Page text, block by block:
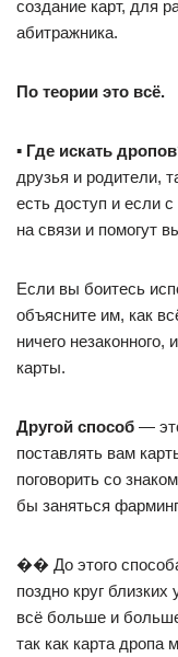
создание карт, для
абитражника.
По теории это всё.
▪️ Где искать
друзья и родители,
есть доступ и если с
на связи и помогут
Если вы боитесь
объясните им, как
ничего
карты.
Другой способ —
поставлять вам
поговорить со
бы заняться
�� До этого способа
поздно круг
всё больше и
так как карта дропа